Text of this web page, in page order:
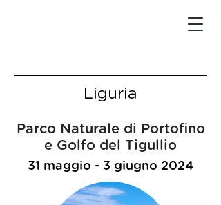
Liguria
Parco Naturale di Portofino
e Golfo del Tigullio
31 maggio - 3 giugno 2024